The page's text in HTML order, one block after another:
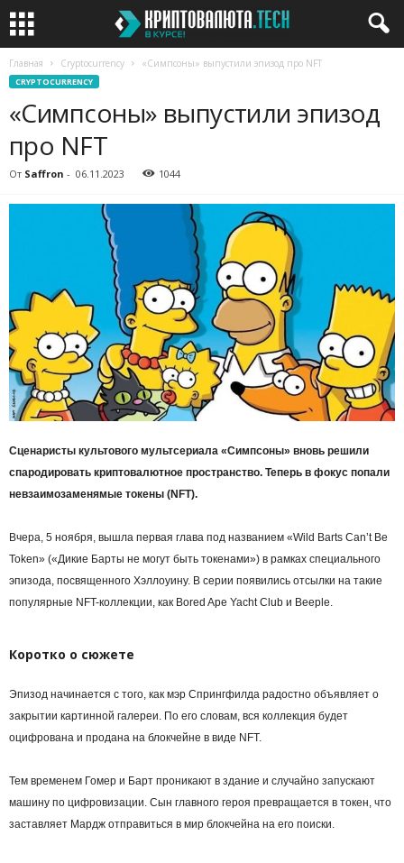
Главная Cryptocurrency «Симпсоны» выпустили эпизод про NFT
CRYPTOCURRENCY
«Симпсоны» выпустили эпизод
про NFT
От Saffron - 06.11.2023 1044
Cценаристы культового мультсериала «Симпсоны» вновь решили
спародировать криптовалютное пространство. Теперь в фокус попали
невзаимозаменямые токены (NFT).
Вчера, 5 ноября, вышла первая глава под названием «Wild Barts Can’t Be
Token» («Дикие Барты не могут быть токенами») в рамках специального
эпизода, посвященного Хэллоуину. В серии появились отсылки на такие
популярные NFT-коллекции, как Bored Ape Yacht Club и Beeple.
Коротко о сюжете
Эпизод начинается с того, как мэр Спрингфилда радостно объявляет о
закрытии картинной галереи. По его словам, вся коллекция будет
оцифрована и продана на блокчейне в виде NFT.
Тем временем Гомер и Барт проникают в здание и случайно запускают
машину по цифровизации. Сын главного героя превращается в токен, что
заставляет Мардж отправиться в мир блокчейна на его поиски.